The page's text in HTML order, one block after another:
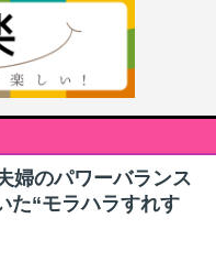
婦のパワーバランス
“モラハラすれす